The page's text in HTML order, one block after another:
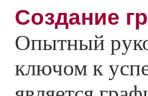
Создание
Опытный
ключом к